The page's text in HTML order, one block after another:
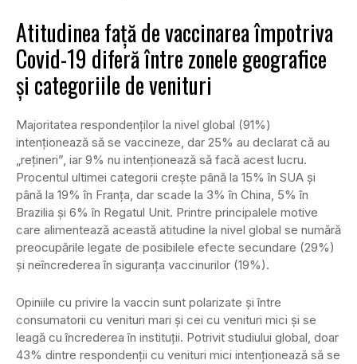
Atitudinea față de vaccinarea împotriva
Covid-19 diferă între zonele geografice
și categoriile de venituri
Majoritatea respondenților la nivel global (91%)
intenționează să se vaccineze, dar 25% au declarat că au
„rețineri”, iar 9% nu intenționează să facă acest lucru.
Procentul ultimei categorii crește până la 15% în SUA și
până la 19% în Franța, dar scade la 3% în China, 5% în
Brazilia și 6% în Regatul Unit. Printre principalele motive
care alimentează această atitudine la nivel global se numără
preocupările legate de posibilele efecte secundare (29%)
și neîncrederea în siguranța vaccinurilor (19%).
Opiniile cu privire la vaccin sunt polarizate și între
consumatorii cu venituri mari și cei cu venituri mici și se
leagă cu încrederea în instituții. Potrivit studiului global, doar
43% dintre respondenții cu venituri mici intenționează să se